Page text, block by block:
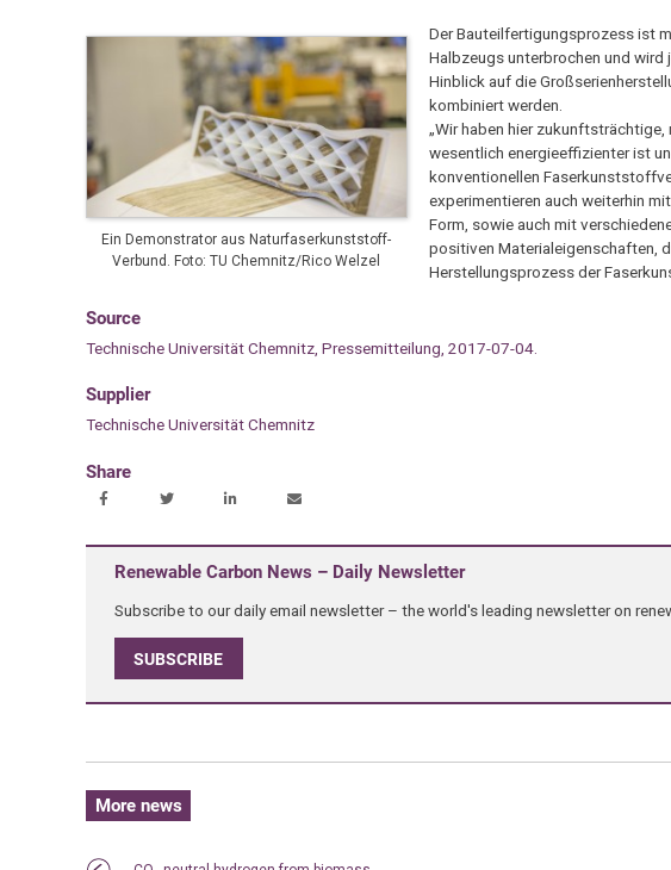
Ein Demonstrator aus Naturfaserkunststoff-
Verbund. Foto: TU Chemnitz/Rico Welzel
Der Bauteilfertigungsprozess ist
Halbzeugs unterbrochen und wird
Hinblick auf die
kombiniert werden.
„Wir haben hier
wesentlich energieeffizienter ist
konventionellen
experimentieren auch weiterhin
Form, sowie auch mit
positiven Materialeigenschaften,
Herstellungsprozess der
Source
Technische Universität Chemnitz, Pressemitteilung, 2017-07-04.
Supplier
Technische Universität Chemnitz
Share
Renewable Carbon News – Daily Newsletter
Subscribe to our daily email newsletter – the world's leading newsletter on
SUBSCRIBE
More news